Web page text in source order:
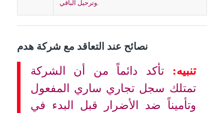
وترحيل الباقي.
نصائح عند التعاقد مع شركة هدم
تنبيه: تأكد دائماً من أن الشركة
تمتلك سجل تجاري ساري المفعول
وتأميناً ضد الأضرار قبل البدء في